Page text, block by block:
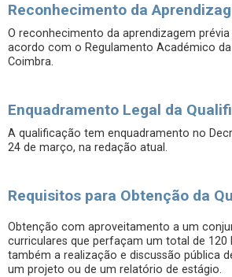
Reconhecimento da
O reconhecimento da aprendizagem
acordo com o Regulamento Académico da
Coimbra.
Enquadramento Legal da
A qualificação tem enquadramento no
24 de março, na redação atual.
Requisitos para Obtenção da
Obtenção com aproveitamento a um
curriculares que perfaçam um total de 120
também a realização e discussão pública
um projeto ou de um relatório de estágio.